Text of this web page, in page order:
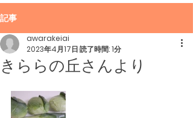
記事
きららの丘さんより
awarakeiai
2023年4月17日読了時間: 1分